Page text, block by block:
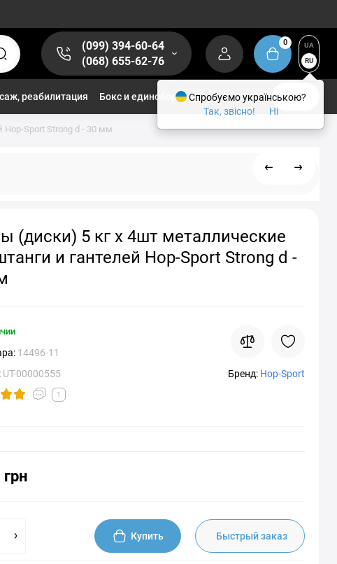
(099) 394-60-64
(068) 655-62-76
0
UA
RU
реабилитация Бокс и единоборства 1/2
Sport Strong d - 30 мм
(диски) 5 кг x 4шт металлические
и гантелей Hop-Sport Strong d -
14496-11
UT-00000555
1
Бренд: Hop-Sport
Купить Быстрый заказ
Спробуємо українською?
Так, звісно!
Ні